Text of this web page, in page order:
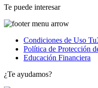
Te puede interesar
Condiciones de Uso
Política de Protección
Educación Financiera
¿Te ayudamos?